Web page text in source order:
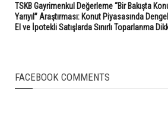
TSKB Gayrimenkul Değerleme “Bir Bakışta
Yarıyıl” Araştırması: Konut Piyasasında
El ve İpotekli Satışlarda Sınırlı Toparlanma
FACEBOOK COMMENTS